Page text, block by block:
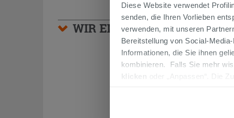
Diese Website verwendet
senden, die Ihren Vorlieben
verwenden, mit unseren
Bereitstellung von Social-
Informationen, die Sie ihnen
kombinieren. Falls Sie mehr
klicken
oder „Anpassen“. Die
WIR EMPFEHLEN IHNEN